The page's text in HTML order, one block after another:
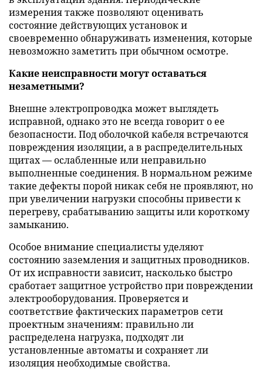
измерения также позволяют оценивать
состояние действующих установок и
своевременно обнаруживать изменения, которые
невозможно заметить при обычном осмотре.
Какие неисправности могут оставаться
незаметными?
Внешне электропроводка может выглядеть
исправной, однако это не всегда говорит о ее
безопасности. Под оболочкой кабеля встречаются
повреждения изоляции, а в распределительных
щитах — ослабленные или неправильно
выполненные соединения. В нормальном режиме
такие дефекты порой никак себя не проявляют, но
при увеличении нагрузки способны привести к
перегреву, срабатыванию защиты или короткому
замыканию.
Особое внимание специалисты уделяют
состоянию заземления и защитных проводников.
От их исправности зависит, насколько быстро
сработает защитное устройство при повреждении
электрооборудования. Проверяется и
соответствие фактических параметров сети
проектным значениям: правильно ли
распределена нагрузка, подходят ли
установленные автоматы и сохраняет ли
изоляция необходимые свойства.